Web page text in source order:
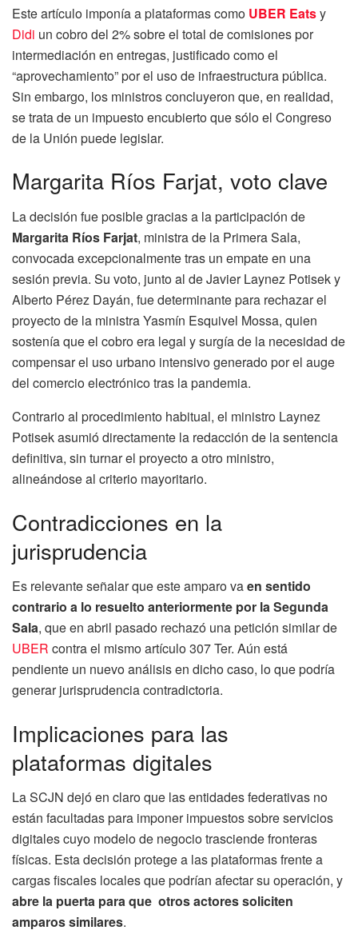
Este artículo imponía a plataformas como UBER Eatsy
Didi un cobro del 2% sobre el total de comisiones por
intermediación en entregas, justificado como el
“aprovechamiento” por el uso de infraestructura pública.
Sin embargo, los ministros concluyeron que, en realidad,
se trata de un impuesto encubierto que sólo el Congreso
de la Unión puede legislar.
Margarita Ríos Farjat, voto clave
La decisión fue posible gracias a la participación de
Margarita Ríos Farjat, ministra de la Primera Sala,
convocada excepcionalmente tras un empate en una
sesión previa. Su voto, junto al de Javier Laynez Potisek y
Alberto Pérez Dayán, fue determinante para rechazar el
proyecto de la ministra Yasmín Esquivel Mossa, quien
sostenía que el cobro era legal y surgía de la necesidad de
compensar el uso urbano intensivo generado por el auge
del comercio electrónico tras la pandemia.
Contrario al procedimiento habitual, el ministro Laynez
Potisek asumió directamente la redacción de la sentencia
definitiva, sin turnar el proyecto a otro ministro,
alineándose al criterio mayoritario.
Contradicciones en la
jurisprudencia
Es relevante señalar que este amparo vaen sentido
contrario a lo resuelto anteriormente por la Segunda
Sala, que en abril pasado rechazó una petición similar de
UBER contra el mismo artículo 307 Ter. Aún está
pendiente un nuevo análisis en dicho caso, lo que podría
generar jurisprudencia contradictoria.
Implicaciones para las
plataformas digitales
La SCJN dejó en claro que las entidades federativas no
están facultadas para imponer impuestos sobre servicios
digitales cuyo modelo de negocio trasciende fronteras
físicas. Esta decisión protege a las plataformas frente a
cargas fiscales locales que podrían afectar su operación, y
abre la puerta para que otros actores soliciten
amparos similares.